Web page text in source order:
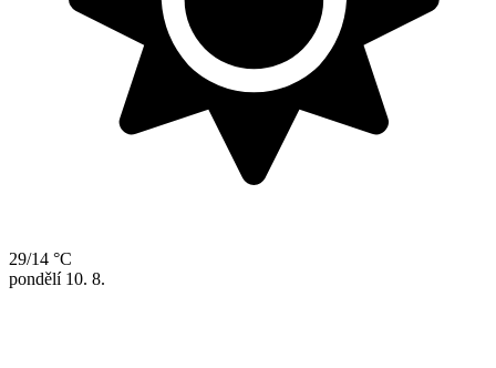
29/14 °C
pondělí 10. 8.